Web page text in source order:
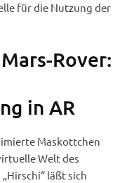
für die Nutzung der
Rover:
in AR
Maskottchen
Welt des
läßt sich